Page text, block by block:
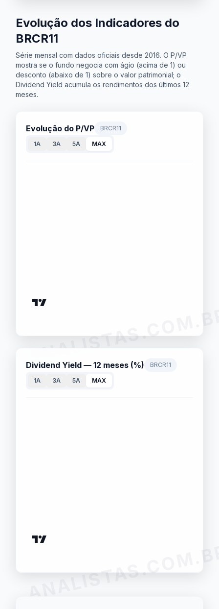
Evolução dos Indicadores do
BRCR11
Série mensal com dados oficiais desde 2016. O P/VP
mostra se o fundo negocia com ágio (acima de 1) ou
desconto (abaixo de 1) sobre o valor patrimonial; o
Dividend Yield acumula os rendimentos dos últimos 12
meses.
Evolução do P/VP BRCR11
1A 3A 5A MAX
Dividend Yield — 12 meses (%) BRCR11
1A 3A 5A MAX